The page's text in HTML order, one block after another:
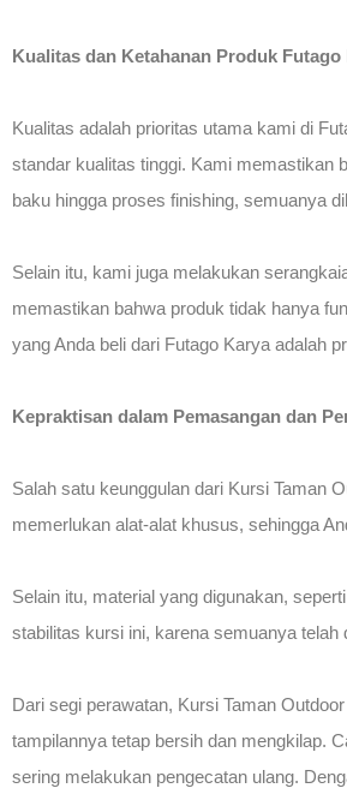
Kualitas dan Ketahanan Produk Futago
Kualitas adalah prioritas utama kami di
standar kualitas tinggi. Kami memastikan
baku hingga proses finishing, semuanya
Selain itu, kami juga melakukan
memastikan bahwa produk tidak hanya
yang Anda beli dari Futago Karya adalah
Kepraktisan dalam Pemasangan dan
Salah satu keunggulan dari Kursi Taman
memerlukan alat-alat khusus, sehingga
Selain itu, material yang digunakan,
stabilitas kursi ini, karena semuanya
Dari segi perawatan, Kursi Taman
tampilannya tetap bersih dan mengkilap.
sering melakukan pengecatan ulang.